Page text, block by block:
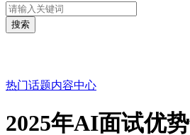
搜索
热门话题内容中心
2025年AI面试优